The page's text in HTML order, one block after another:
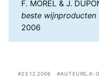
F. MOREL & J.
beste wijnproducten
2006
23.12.2006 AUTEURS_K-O